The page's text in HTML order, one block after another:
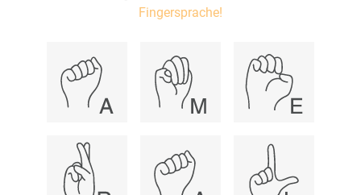
Fingersprache!